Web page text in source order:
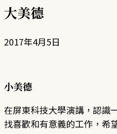
大美德
2017年4月5日
小美德
在屏東科技大學演講，認識
找喜歡和有意義的工作，希